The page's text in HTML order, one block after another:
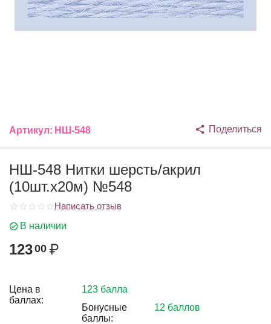
Артикул: НШ-548 Поделиться
НШ-548 Нитки шерсть/акрил
(10шт.х20м) №548
Написать отзыв
В наличии
12300 ₽
Цена в
баллах:
123 балла
Бонусные
баллы:
12 баллов